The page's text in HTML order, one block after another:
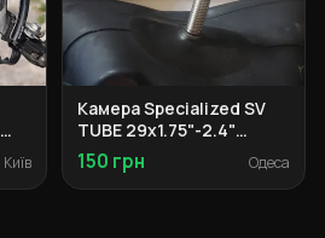
Київ
Камера Specialized SV
TUBE 29х1.75"-2.4"
Presta 40 мм
150 грн Одеса